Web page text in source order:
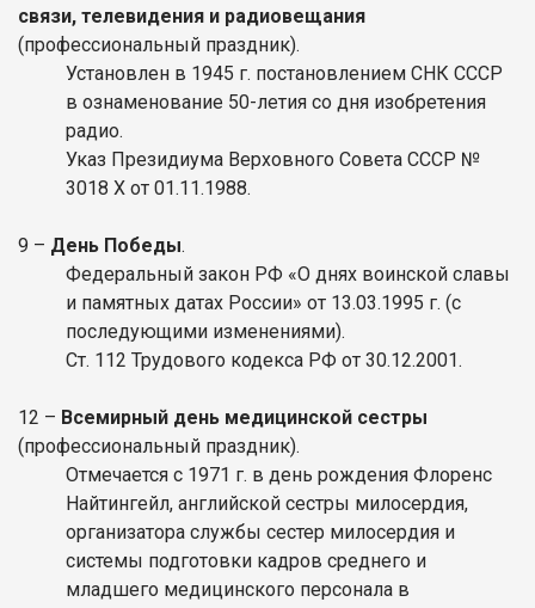
связи, телевидения и радиовещания
(профессиональный праздник).
Установлен в 1945 г. постановлением СНК СССР
в ознаменование 50-летия со дня изобретения
радио.
Указ Президиума Верховного Совета СССР №
3018 Х от 01.11.1988.
9 – День Победы.
Федеральный закон РФ «О днях воинской славы
и памятных датах России» от 13.03.1995 г. (с
последующими изменениями).
Ст. 112 Трудового кодекса РФ от 30.12.2001.
12 – Всемирный день медицинской сестры
(профессиональный праздник).
Отмечается с 1971 г. в день рождения Флоренс
Найтингейл, английской сестры милосердия,
организатора службы сестер милосердия и
системы подготовки кадров среднего и
младшего медицинского персонала в